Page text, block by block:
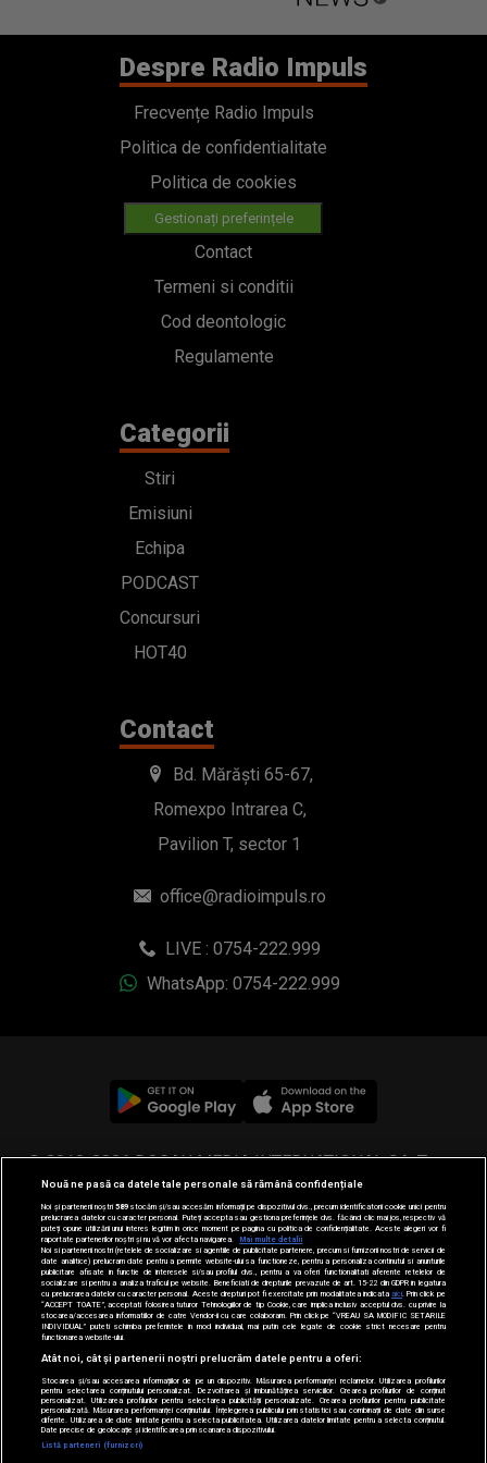
Despre Radio Impuls
Frecvențe Radio Impuls
Politica de confidentialitate
Politica de cookies
Gestionați preferințele
Contact
Termeni si conditii
Cod deontologic
Regulamente
Categorii
Stiri
Emisiuni
Echipa
PODCAST
Concursuri
HOT40
Contact
Bd. Mărăști 65-67,
Romexpo Intrarea C,
Pavilion T, sector 1
office@radioimpuls.ro
LIVE : 0754-222.999
WhatsApp: 0754-222.999
© 2019-2026 DOGAN MEDIA INTERNATIONAL SA, Toate
drepturile rezervate.
Nouă ne pasă ca datele tale personale să rămână confidențiale
Noi și partenerii noștri589stocăm și/sau accesăm informații pe dispozitivul dvs., precum identificatorii cookie unici pentru
prelucrarea datelor cu caracter personal. Puteți accepta sau gestiona preferințele dvs. făcând clic mai jos, respectiv vă
puteți opune utilizării unui interes legitim în orice moment pe pagina cu politica de confidențialitate. Aceste alegeri vor fi
raportate partenerilor noștri și nu vă vor afecta navigarea.
Mai multe detalii
Noi si partenerii nostri (retelele de socializare si agentiile de publicitate partenere, precum si furnizorii nostri de servicii de
date analitice) prelucram date pentru a permite website-ului sa functioneze, pentru a personaliza continutul si anunturile
publicitare afisate in functie de interesele si/sau profilul dvs., pentru a va oferi functionalitati aferente retelelor de
socializare si pentru a analiza traficul pe website. Beneficiati de drepturile prevazute de art. 15-22 din GDPR in legatura
cu prelucrarea datelor cu caracter personal. Aceste drepturi pot fi exercitate prin modalitatea indicataaici . Prin click pe
“ACCEPT TOATE”, acceptati folosirea tuturor Tehnologiilor de tip Cookie, care implica inclusiv acceptul dvs. cu privire la
stocarea/accesarea informatiilor de catre Vendor-ii cu care colaboram. Prin click pe “VREAU SA MODIFIC SETARILE
INDIVIDUAL” puteti schimba preferintele in mod individual, mai putin cele legate de cookie strict necesare pentru
functionarea website-ului.
Atât noi, cât și partenerii noștri prelucrăm datele pentru a oferi:
Stocarea și/sau accesarea informațiilor de pe un dispozitiv. Măsurarea performanței reclamelor. Utilizarea profilurilor
pentru selectarea conținutului personalizat. Dezvoltarea și îmbunătățirea serviciilor. Crearea profilurilor de conținut
personalizat. Utilizarea profilurilor pentru selectarea publicității personalizate. Crearea profilurilor pentru publicitate
personalizată. Măsurarea performanței conținutului. Înțelegerea publicului prin statistici sau combinații de date din surse
diferite. Utilizarea de date limitate pentru a selecta publicitatea. Utilizarea datelor limitate pentru a selecta conținutul.
Date precise de geolocație și identificarea prin scanarea dispozitivului.
Listă parteneri (furnizori)